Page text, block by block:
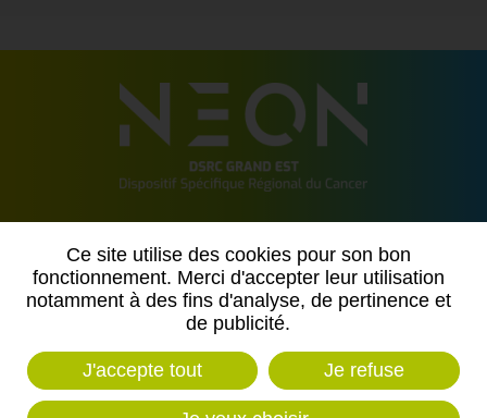
Ce site utilise des cookies pour son bon
fonctionnement. Merci d'accepter leur utilisation
notamment à des fins d'analyse, de pertinence et
de publicité.
J'accepte tout Je refuse
54500 VANDOEUVRE LES NANCY
Contactez-nous